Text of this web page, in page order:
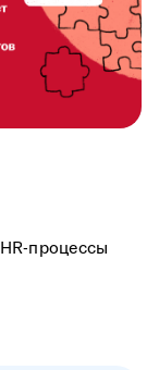
процессы